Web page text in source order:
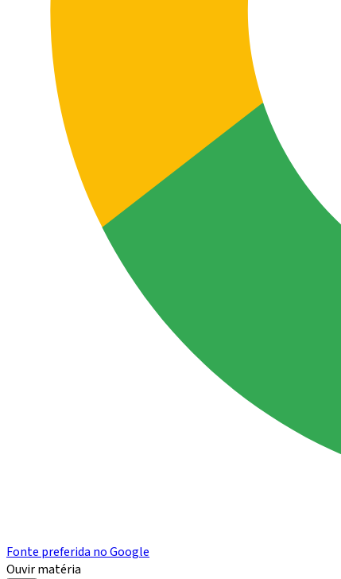
Fonte preferida no Google
Ouvir matéria